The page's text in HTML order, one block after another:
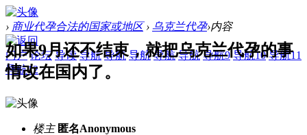
› 商业代孕合法的国家或地区 › 乌克兰代孕›内容
门户 论坛 导读 导航 导航 导航 导航 导航 导航9 导航10 导航11
导航12
如果9月还不结束，就把乌克兰代孕的事
情改在国内了。
楼主 匿名Anonymous